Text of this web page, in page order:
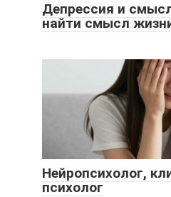
Депрессия и
найти смысл
Нейропсихолог,
психолог